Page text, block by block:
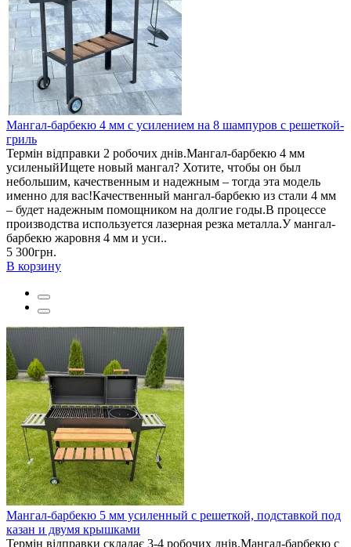
Мангал-барбекю 4 мм с усилением на 8 шампуров с решеткой-
гриль
Термін відправки 2 робочих днів.Мангал-барбекю 4 мм
усиленыйИщете новый мангал? Хотите, чтобы он был
небольшим, качественным и надежным – тогда эта модель
именно для вас!Качественный мангал-барбекю из стали 4 мм
– будет надежным помощником на долгие годы.В процессе
производства используется лазерная резка металла.У мангал-
барбекю жаровня 4 мм и уси..
5 300грн.
В корзину
Мангал-барбекю 5 мм усиленный с решеткой, подставкой под
казан и двумя крышками
Термін відправки складає 3-4 робочих днів.Мангал-барбекю с